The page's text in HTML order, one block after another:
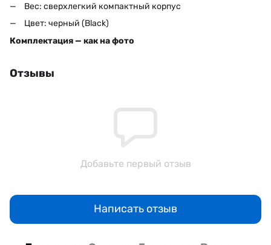
Вес: сверхлегкий компактный корпус
Цвет: черный (Black)
Комплектация — как на фото
Отзывы
Добавьте первый отзыв
Написать отзыв